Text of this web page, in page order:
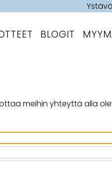
BLOGIT
meihin yhteyttä alla